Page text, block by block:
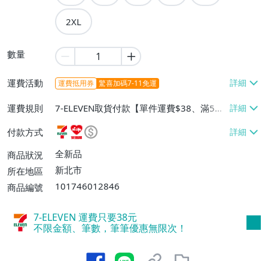
2XL
數量
運費活動 運費抵用券 驚喜加碼7-11免運
運費規則
7-ELEVEN取貨付款【單件運費$38、滿5件
或消費滿$4988免運費】、7-ELEVEN取貨
不付款【單件運費$38、消費滿$2899免運
費】、萊爾富取貨付款【單件運費$60、滿
5件或消費滿$4988免運費】、宅配/貨運
付款方式
商品狀況
全新品
所在地區
新北市
商品編號
101746012846
7-ELEVEN 運費只要38元
不限金額、筆數，筆筆優惠無限次！